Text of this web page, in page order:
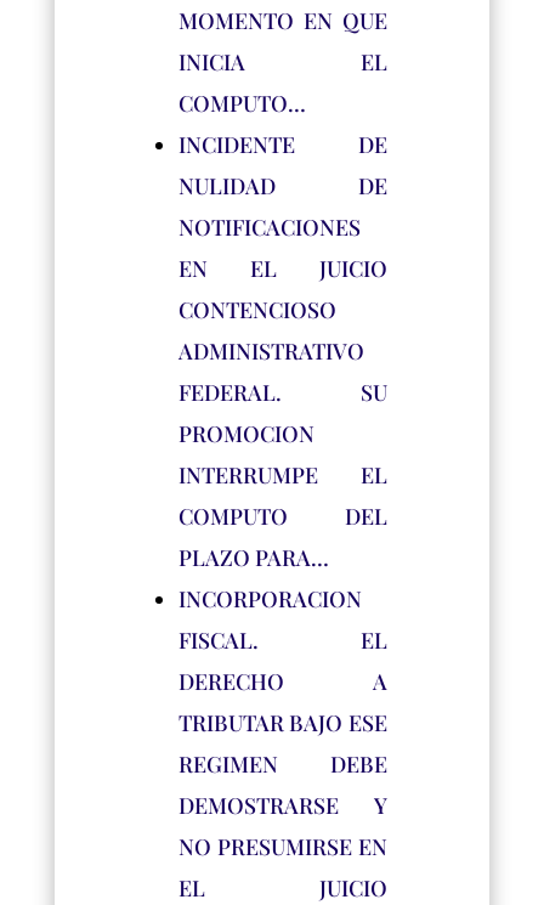
MOMENTO EN QUE
INICIA EL
COMPUTO…
INCIDENTE DE
NULIDAD DE
NOTIFICACIONES
EN EL JUICIO
CONTENCIOSO
ADMINISTRATIVO
FEDERAL. SU
PROMOCION
INTERRUMPE EL
COMPUTO DEL
PLAZO PARA…
INCORPORACION
FISCAL. EL
DERECHO A
TRIBUTAR BAJO ESE
REGIMEN DEBE
DEMOSTRARSE Y
NO PRESUMIRSE EN
EL JUICIO